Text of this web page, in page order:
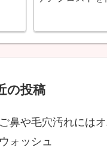
の投稿
鼻や毛穴汚れには
ォッシュ